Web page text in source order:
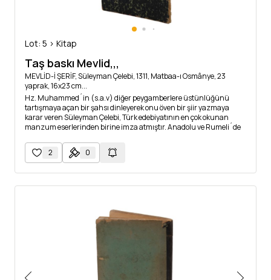
Lot: 5 > Kitap
Taş baskı Mevlid,,,
MEVLİD-İ ŞERİF, Süleyman Çelebi, 1311, Matbaa-ı Osmânye, 23
yaprak, 16x23 cm...
Hz. Muhammed´in (s.a.v) diğer peygamberlere üstünlüğünü
tartışmaya açan bir şahsı dinleyerek onu öven bir şiir yazmaya
karar veren Süleyman Çelebi, Türk edebiyatının en çok okunan
manzum eserlerinden birine imza atmıştır. Anadolu ve Rumeli´de
ve nazirelerle bu geleneğin yayılmasına öncülük etmiştir. *İç
sayfaların ağız tarafında yer yer küçük yırtıklar vardır. Kitabın
ikinci yarısı ciltten ve ilk yarısından yekpâre şekilde ayrıktır.
2 0